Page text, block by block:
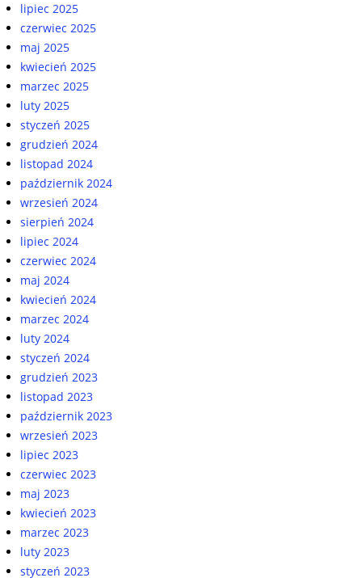
lipiec 2025
czerwiec 2025
maj 2025
kwiecień 2025
marzec 2025
luty 2025
styczeń 2025
grudzień 2024
listopad 2024
październik 2024
wrzesień 2024
sierpień 2024
lipiec 2024
czerwiec 2024
maj 2024
kwiecień 2024
marzec 2024
luty 2024
styczeń 2024
grudzień 2023
listopad 2023
październik 2023
wrzesień 2023
lipiec 2023
czerwiec 2023
maj 2023
kwiecień 2023
marzec 2023
luty 2023
styczeń 2023